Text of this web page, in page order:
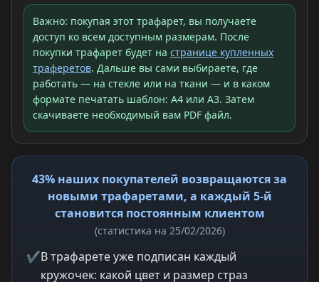
Важно: покупая этот трафарет, вы получаете
доступ ко всем доступным размерам. После
покупки трафарет будет на странице купленных
траферетов. Дальше вы сами выбираете, где
работать — на стекле или на ткани — и в каком
формате печатать шаблон: A4 или A3. Затем
скачиваете необходимый вам PDF файл.
43% наших покупателей возвращаются за
новыми трафаретами, а каждый 5-й
становится постоянным клиентом
(статистика на 25/02/2026)
✔В трафарете уже подписан каждый
кружочек: какой цвет и размер страз